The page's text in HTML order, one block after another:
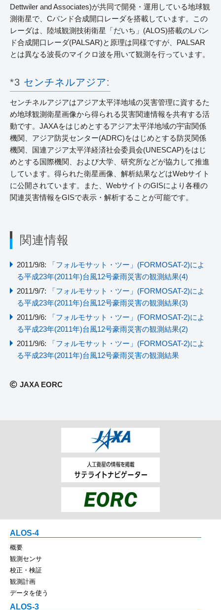
Dettwiler and Associates)が共同で開発・運用している地球観
測衛星で、Cバンド合成開口レーダを搭載しています。この
レーダは、陸域観測技術衛星「だいち」(ALOS)搭載のLバン
ド合成開口レーダ(PALSAR)と原理は同様ですが、PALSAR
とは異なる波長のマイクロ波を用いて観測を行っています。
*3 センチネルアジア:
センチネルアジアはアジア太平洋地域の災害管理に資するた
め地球観測衛星画像から得られる災害関連情報を共有する活
動です。JAXAをはじめとするアジア太平洋地域の宇宙関係
機関、アジア防災センター(ADRC)をはじめとする防災関係
機関、国連アジア太平洋経済社会委員会(UNESCAP)をはじ
めとする国際機関、および大学、研究所などが協力して推進
しています。得られた衛星画像、解析結果などはWebサイト
に公開されています。また、WebサイトのGISにより各種の
関連災害情報をGISで表示・解析することが可能です。
関連情報
2011/9/8:
「フォルモサット・ツー」(FORMOSAT-2)によ
る平成23年(2011年)台風12号豪雨災害の観測結果(4)
2011/9/7:
「フォルモサット・ツー」(FORMOSAT-2)によ
る平成23年(2011年)台風12号豪雨災害の観測結果(3)
2011/9/6:
「フォルモサット・ツー」(FORMOSAT-2)によ
る平成23年(2011年)台風12号豪雨災害の観測結果(2)
2011/9/6:
「フォルモサット・ツー」(FORMOSAT-2)によ
る平成23年(2011年)台風12号豪雨災害の観測結果
JAXA EORC
ALOS-4
概要
観測センサ
校正・検証
観測計画
データを使う
ALOS-3